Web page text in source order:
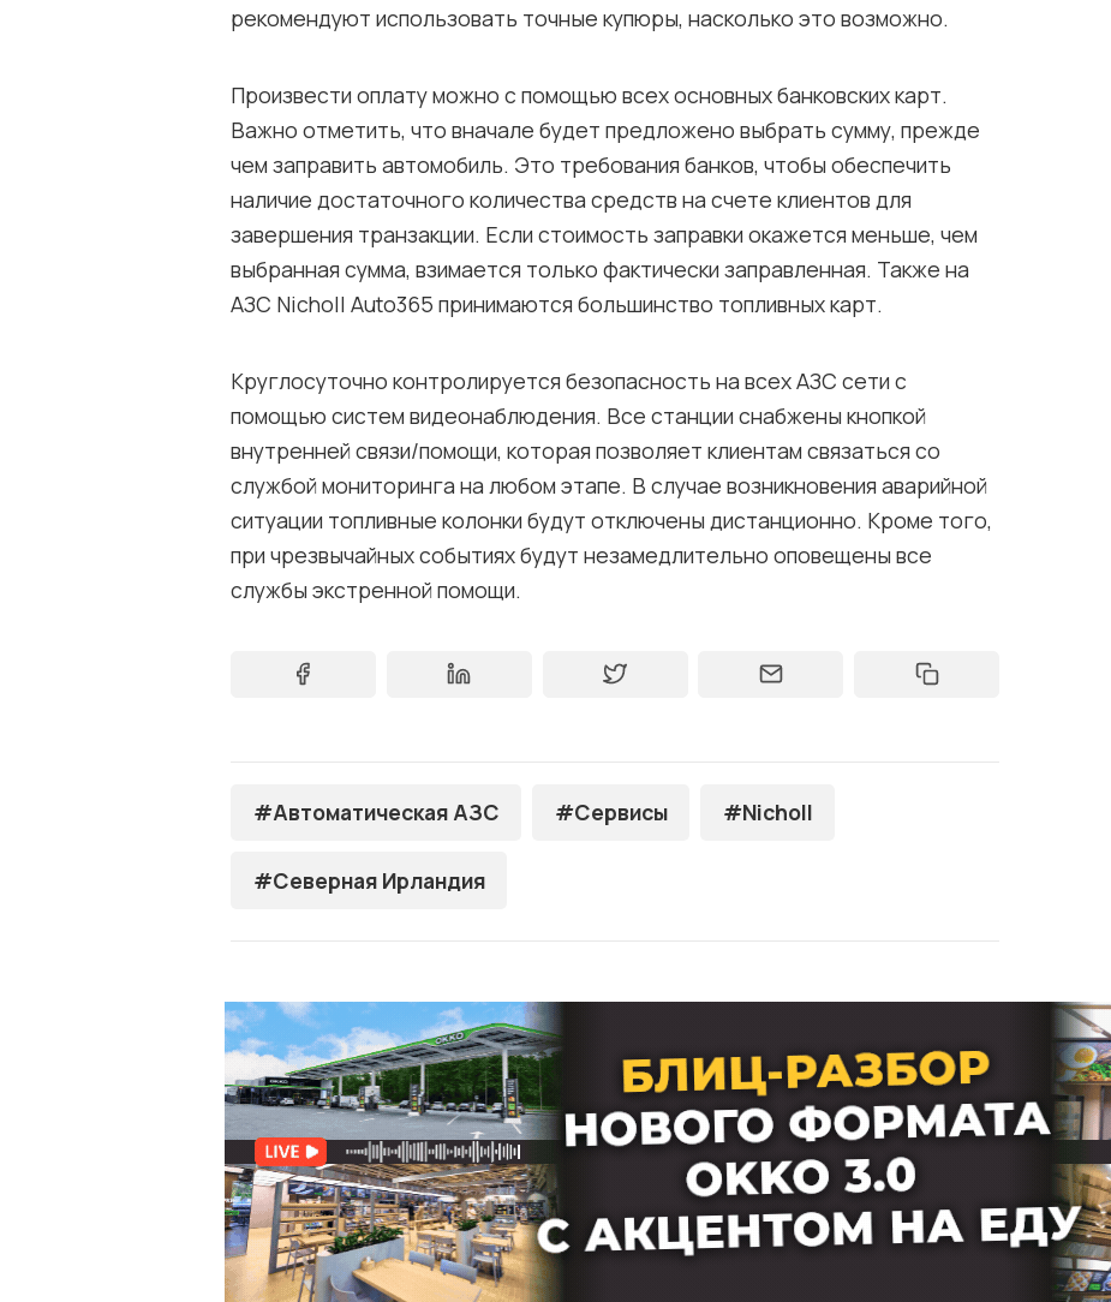
рекомендуют использовать точные купюры, насколько это возможно.
Произвести оплату можно с помощью всех основных банковских карт.
Важно отметить, что вначале будет предложено выбрать сумму, прежде
чем заправить автомобиль. Это требования банков, чтобы обеспечить
наличие достаточного количества средств на счете клиентов для
завершения транзакции. Если стоимость заправки окажется меньше, чем
выбранная сумма, взимается только фактически заправленная. Также на
АЗС Nicholl Auto365 принимаются большинство топливных карт.
Круглосуточно контролируется безопасность на всех АЗС сети с
помощью систем видеонаблюдения. Все станции снабжены кнопкой
внутренней связи/помощи, которая позволяет клиентам связаться со
службой мониторинга на любом этапе. В случае возникновения аварийной
ситуации топливные колонки будут отключены дистанционно. Кроме того,
при чрезвычайных событиях будут незамедлительно оповещены все
службы экстренной помощи.
#Автоматическая АЗС #Сервисы #Nicholl
#Северная Ирландия